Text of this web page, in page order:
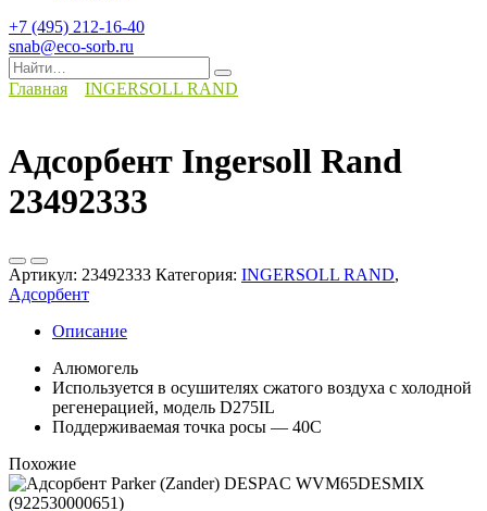
+7 (495) 212-16-40
snab@eco-sorb.ru
Search
for:
Главная INGERSOLL RAND
Адсорбент Ingersoll Rand
23492333
Артикул: 23492333 Категория: INGERSOLL RAND,
Адсорбент
Описание
Алюмогель
Используется в осушителях сжатого воздуха с холодной
регенерацией, модель D275IL
Поддерживаемая точка росы — 40С
Похожие